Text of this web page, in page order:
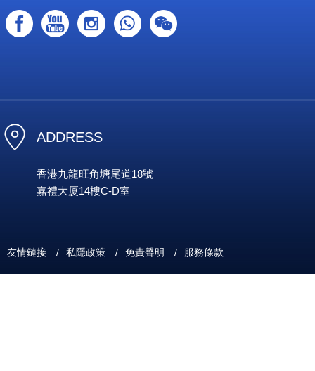
ADDRESS
香港九龍旺角塘尾道18號
嘉禮大厦14樓C-D室
友情鏈接 / 私隱政策 / 免責聲明 / 服務條款